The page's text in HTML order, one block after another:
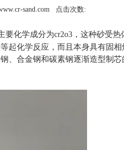
sand.com 点击次数:
要化学成分为cr2o3，这种砂受热
起化学反应，而且本身具有固相
、合金钢和碳素钢逐渐造型制芯